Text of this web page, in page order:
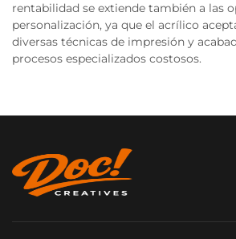
rentabilidad se extiende también a las
personalización, ya que el acrílico
diversas técnicas de impresión y
procesos especializados costosos.